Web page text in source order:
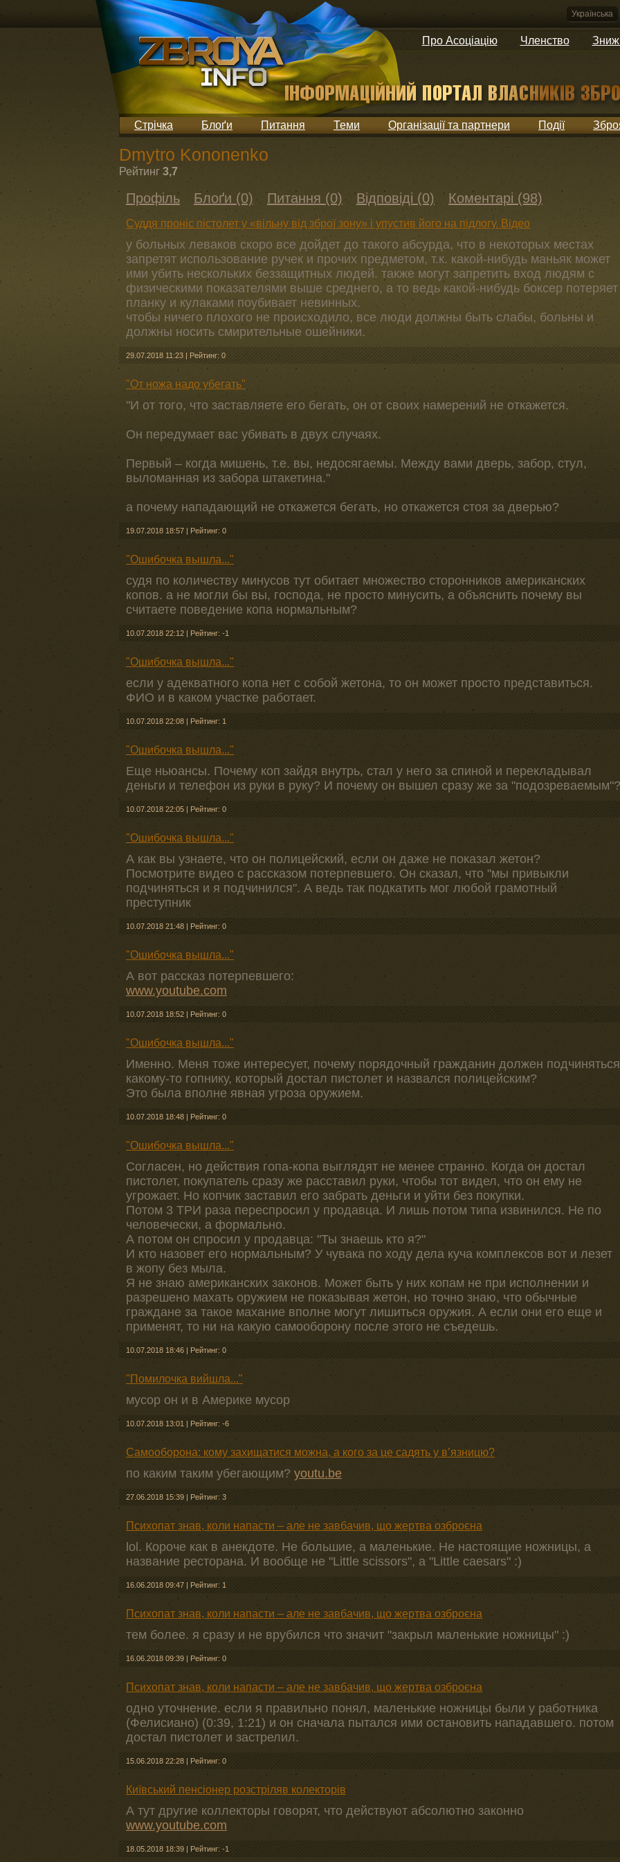
Українська
Про Асоціацію Членство
Стрічка Блоґи Питання Теми Організації та партнери Події
Dmytro Kononenko
Рейтинг 3,7
Профіль Блоґи (0) Питання (0) Відповіді (0) Коментарі (98)
Суддя проніс пістолет у «вільну від зброї зону» і упустив його на підлогу. Відео
у больных леваков скоро все дойдет до такого абсурда, что в некоторых местах
запретят использование ручек и прочих предметом, т.к. какой-нибудь маньяк может
ими убить нескольких беззащитных людей. также могут запретить вход людям с
физическими показателями выше среднего, а то ведь какой-нибудь боксер потеряет
планку и кулаками поубивает невинных.
чтобы ничего плохого не происходило, все люди должны быть слабы, больны и
должны носить смирительные ошейники.
29.07.2018 11:23 | Рейтинг: 0
"От ножа надо убегать"
"И от того, что заставляете его бегать, он от своих намерений не откажется.
Он передумает вас убивать в двух случаях.
Первый – когда мишень, т.е. вы, недосягаемы. Между вами дверь, забор, стул,
выломанная из забора штакетина."
а почему нападающий не откажется бегать, но откажется стоя за дверью?
19.07.2018 18:57 | Рейтинг: 0
"Ошибочка вышла..."
судя по количеству минусов тут обитает множество сторонников американских
копов. а не могли бы вы, господа, не просто минусить, а объяснить почему вы
считаете поведение копа нормальным?
10.07.2018 22:12 | Рейтинг: -1
"Ошибочка вышла..."
если у адекватного копа нет с собой жетона, то он может просто представиться.
ФИО и в каком участке работает.
10.07.2018 22:08 | Рейтинг: 1
"Ошибочка вышла..."
Еще ньюансы. Почему коп зайдя внутрь, стал у него за спиной и перекладывал
деньги и телефон из руки в руку? И почему он вышел сразу же за "подозреваемым"?
10.07.2018 22:05 | Рейтинг: 0
"Ошибочка вышла..."
А как вы узнаете, что он полицейский, если он даже не показал жетон?
Посмотрите видео с рассказом потерпевшего. Он сказал, что "мы привыкли
подчиняться и я подчинился". А ведь так подкатить мог любой грамотный
преступник
10.07.2018 21:48 | Рейтинг: 0
"Ошибочка вышла..."
А вот рассказ потерпевшего:
www.youtube.com
10.07.2018 18:52 | Рейтинг: 0
"Ошибочка вышла..."
Именно. Меня тоже интересует, почему порядочный гражданин должен подчиняться
какому-то гопнику, который достал пистолет и назвался полицейским?
Это была вполне явная угроза оружием.
10.07.2018 18:48 | Рейтинг: 0
"Ошибочка вышла..."
Согласен, но действия гопа-копа выглядят не менее странно. Когда он достал
пистолет, покупатель сразу же расставил руки, чтобы тот видел, что он ему не
угрожает. Но копчик заставил его забрать деньги и уйти без покупки.
Потом 3 ТРИ раза переспросил у продавца. И лишь потом типа извинился. Не по
человечески, а формально.
А потом он спросил у продавца: "Ты знаешь кто я?"
И кто назовет его нормальным? У чувака по ходу дела куча комплексов вот и лезет
в жопу без мыла.
Я не знаю американских законов. Может быть у них копам не при исполнении и
разрешено махать оружием не показывая жетон, но точно знаю, что обычные
граждане за такое махание вполне могут лишиться оружия. А если они его еще и
применят, то ни на какую самооборону после этого не съедешь.
10.07.2018 18:46 | Рейтинг: 0
"Помилочка вийшла..."
мусор он и в Америке мусор
10.07.2018 13:01 | Рейтинг: -6
Самооборона: кому захищатися можна, а кого за це садять у в’язницю?
по каким таким убегающим? youtu.be
27.06.2018 15:39 | Рейтинг: 3
Психопат знав, коли напасти – але не завбачив, що жертва озброєна
lol. Короче как в анекдоте. Не большие, а маленькие. Не настоящие ножницы, а
название ресторана. И вообще не "Little scissors", а "Little caesars" :)
16.06.2018 09:47 | Рейтинг: 1
Психопат знав, коли напасти – але не завбачив, що жертва озброєна
тем более. я сразу и не врубился что значит "закрыл маленькие ножницы" :)
16.06.2018 09:39 | Рейтинг: 0
Психопат знав, коли напасти – але не завбачив, що жертва озброєна
одно уточнение. если я правильно понял, маленькие ножницы были у работника
(Фелисиано) (0:39, 1:21) и он сначала пытался ими остановить нападавшего. потом
достал пистолет и застрелил.
15.06.2018 22:28 | Рейтинг: 0
Київський пенсіонер розстріляв колекторів
А тут другие коллекторы говорят, что действуют абсолютно законно
www.youtube.com
18.05.2018 18:39 | Рейтинг: -1